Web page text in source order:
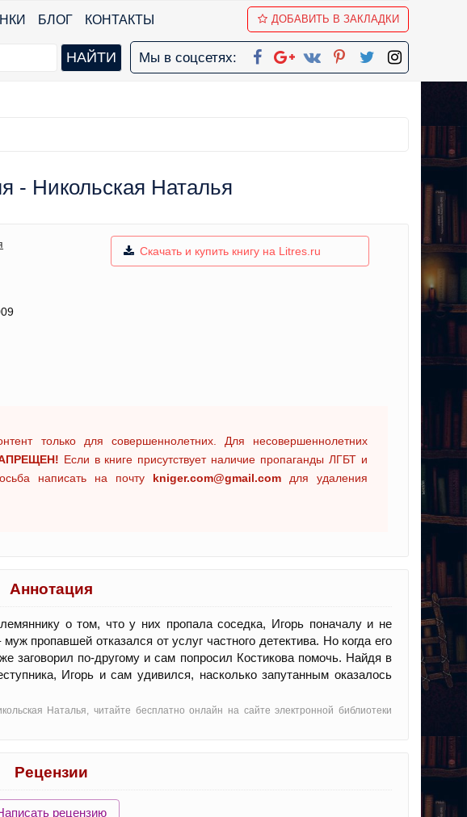
БЛОГ КОНТАКТЫ ДОБАВИТЬ В ЗАКЛАДКИ
Мы в соцсетях:
- Никольская Наталья
Скачать и купить книгу на Litres.ru
только для совершеннолетних. Для несовершеннолетних
Если в книге присутствует наличие пропаганды ЛГБТ и
написать на почту kniger.com@gmail.com для удаления
Аннотация
о том, что у них пропала соседка, Игорь поначалу и не
пропавшей отказался от услуг частного детектива. Но когда его
заговорил по-другому и сам попросил Костикова помочь. Найдя в
Игорь и сам удивился, насколько запутанным оказалось
Наталья, читайте бесплатно онлайн на сайте электронной библиотеки
Рецензии
рецензию